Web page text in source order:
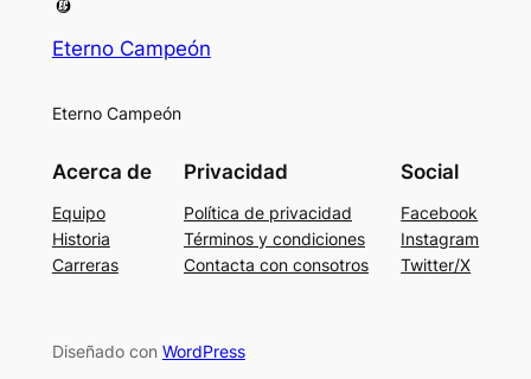
Eterno Campeón
Eterno Campeón
Acerca de
Equipo
Historia
Carreras
Privacidad
Política de privacidad
Términos y condiciones
Contacta con consotros
Social
Facebook
Instagram
Twitter/X
Diseñado con WordPress